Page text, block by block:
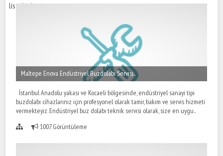
listeleniyor.
Maltepe Enova Endüstriyel Buzdolabı Servisi..
İstanbul Anadolu yakası ve Kocaeli bölgesinde, endüstriyel sanayi tipi
buzdolabı cihazlarınız için profesyonel olarak tamir, bakım ve servis hizmeti
vermekteyiz. Endüstriyel buz dolabı teknik servisi olarak, size en uygu..
1007 Görüntüleme